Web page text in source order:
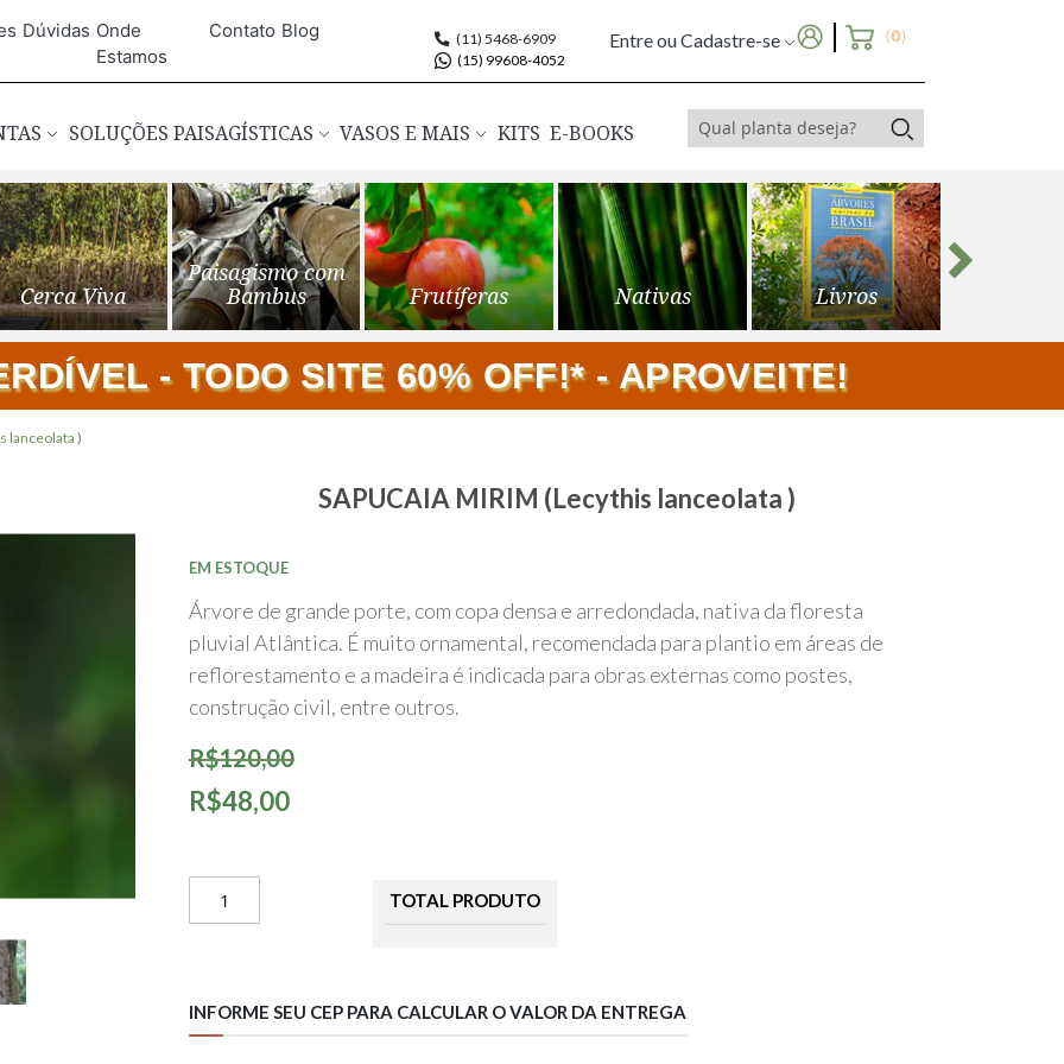
Dúvidas Onde
Estamos
Contato Blog
(11) 5468-6909
(15) 99608-4052
Entre ou Cadastre-se (0)
SOLUÇÕES PAISAGÍSTICAS VASOS E MAIS KITS E-BOOKS
Cerca Viva
Paisagismo com
Bambus
Frutíferas Nativas Livros
- TODO SITE 60% OFF!* - APROVEITE!
lanceolata )
SAPUCAIA MIRIM (Lecythis lanceolata )
R$120,00
R$48,00
EM ESTOQUE
Árvore de grande porte, com copa densa e arredondada, nativa da floresta
pluvial Atlântica. É muito ornamental, recomendada para plantio em áreas de
reflorestamento e a madeira é indicada para obras externas como postes,
construção civil, entre outros.
TOTAL PRODUTO
INFORME SEU CEP PARA CALCULAR O VALOR DA ENTREGA